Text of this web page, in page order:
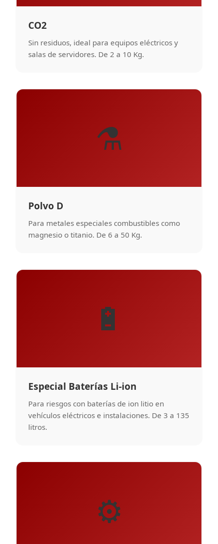
CO2
Sin residuos, ideal para equipos eléctricos y
salas de servidores. De 2 a 10 Kg.
⚗️
Polvo D
Para metales especiales combustibles como
magnesio o titanio. De 6 a 50 Kg.
🔋
Especial Baterías Li-ion
Para riesgos con baterías de ion litio en
vehículos eléctricos e instalaciones. De 3 a 135
litros.
⚙️